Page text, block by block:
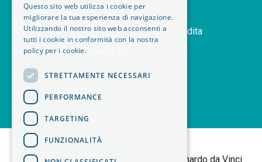
orders Storico ordini
handshake Termini e condizioni di vendita
delivery_truck_speed
B+M isol TortallaSede Legale: Via Leonardo da Vinci
Questo sito web utilizza i cookie per
migliorare la tua esperienza di navigazione.
Utilizzando il nostro sito web acconsenti a
tutti i cookie in conformità con la nostra
policy per i cookie.
STRETTAMENTE NECESSARI
PERFORMANCE
TARGETING
FUNZIONALITÀ